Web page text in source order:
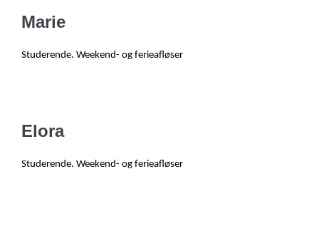
Marie
Studerende. Weekend- og ferieafløser
Elora
Studerende. Weekend- og ferieafløser